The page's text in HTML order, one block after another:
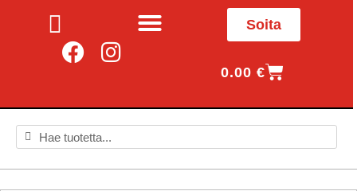
Soita
0.00€